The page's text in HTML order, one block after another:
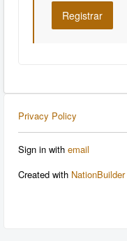
Privacy Policy
Sign in with email
Created with NationBuilder